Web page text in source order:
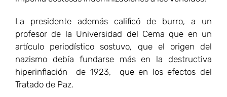
La presidente además calificó de burro, a un
profesor de la Universidad del Cema que en un
artículo periodístico sostuvo, que el origen del
nazismo debía fundarse más en la destructiva
hiperinflación de 1923, que en los efectos del
Tratado de Paz.